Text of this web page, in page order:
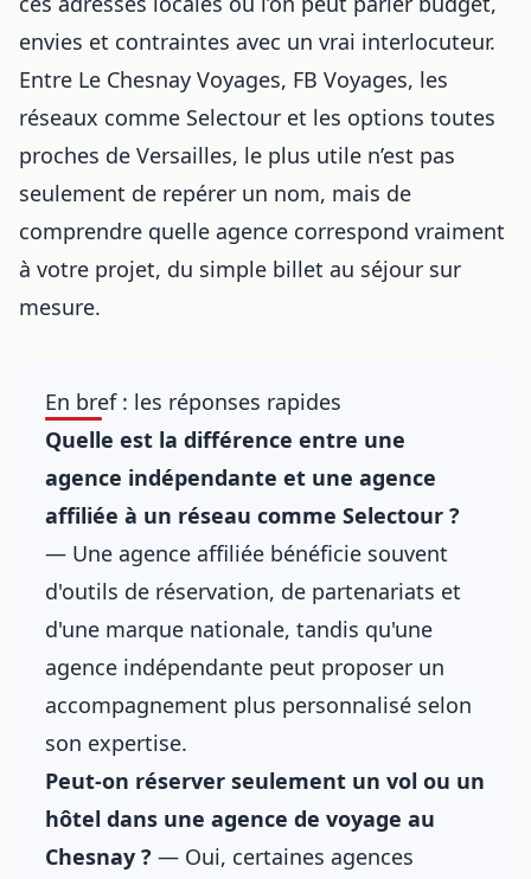
envies et contraintes avec un vrai interlocuteur.
Entre Le Chesnay Voyages, FB Voyages, les
réseaux comme Selectour et les options toutes
proches de Versailles, le plus utile n’est pas
seulement de repérer un nom, mais de
comprendre quelle agence correspond vraiment
à votre projet, du simple billet au séjour sur
mesure.
En bref : les réponses rapides
Quelle est la différence entre une
agence indépendante et une agence
affiliée à un réseau comme Selectour ?
— Une agence affiliée bénéficie souvent
d'outils de réservation, de partenariats et
d'une marque nationale, tandis qu'une
agence indépendante peut proposer un
accompagnement plus personnalisé selon
son expertise.
Peut-on réserver seulement un vol ou un
hôtel dans une agence de voyage au
Chesnay ? — Oui, certaines agences